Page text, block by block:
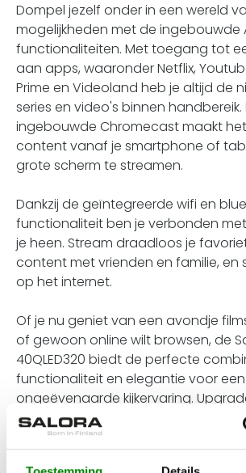
Dompel jezelf onder in een wereld
mogelijkheden met de ingebouwde
functionaliteiten. Met toegang tot
aan apps, waaronder Netflix,
Prime en Videoland heb je altijd de
series en video's binnen handbereik.
ingebouwde Chromecast maakt
content vanaf je smartphone of
grote scherm te streamen.
Dankzij de geïntegreerde wifi en
functionaliteit ben je verbonden
je heen. Stream draadloos je
content met vrienden en familie, en
op het internet.
Of je nu geniet van een avondje
of gewoon online wilt browsen, de
40QLED320 biedt de perfecte
functionaliteit en elegantie voor een
ongeëvenaarde kijkervaring.
entertainmentervaring vandaag
veelzijdige Smart TV.